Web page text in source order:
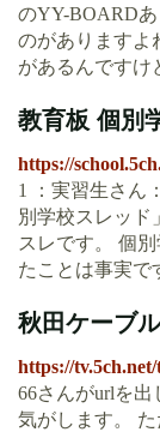
のYY-BOARD
のがありますよ
があるんですけ
教育板 個別
https://
1 ：実習生さん
別学校スレッド
スレです。 個
たことは事実で
秋田ケーブ
https://tv.5ch.net/
66さんがurlを
気がします。